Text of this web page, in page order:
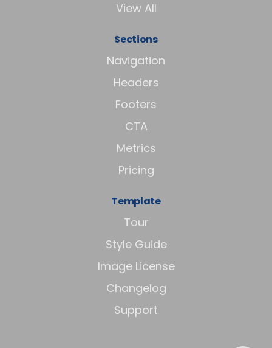
View All
Sections
Navigation
Headers
Footers
CTA
Metrics
Pricing
Template
Tour
Style Guide
Image License
Changelog
Support